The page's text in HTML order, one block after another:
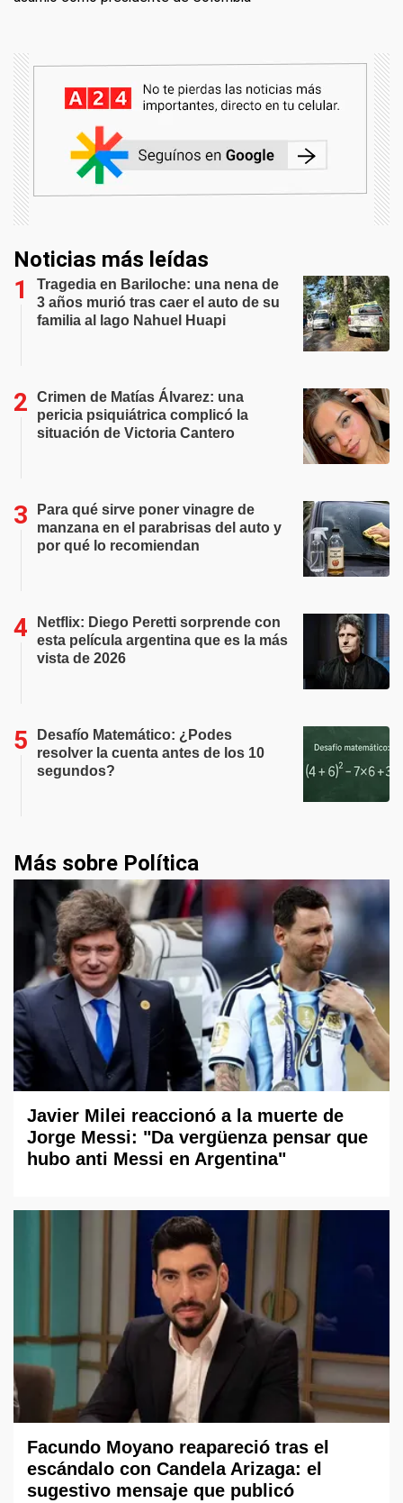
Noticias más leídas
Tragedia en Bariloche: una nena de
3 años murió tras caer el auto de su
familia al lago Nahuel Huapi
Crimen de Matías Álvarez: una
pericia psiquiátrica complicó la
situación de Victoria Cantero
Para qué sirve poner vinagre de
manzana en el parabrisas del auto y
por qué lo recomiendan
Netflix: Diego Peretti sorprende con
esta película argentina que es la más
vista de 2026
Desafío Matemático: ¿Podes
resolver la cuenta antes de los 10
segundos?
Más sobre Política
Javier Milei reaccionó a la muerte de
Jorge Messi: "Da vergüenza pensar que
hubo anti Messi en Argentina"
Facundo Moyano reapareció tras el
escándalo con Candela Arizaga: el
sugestivo mensaje que publicó